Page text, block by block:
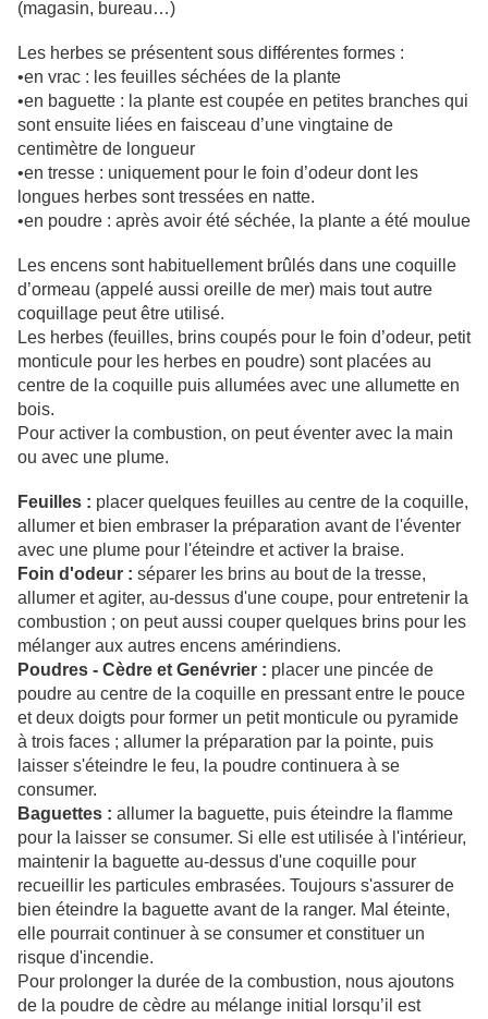
(magasin, bureau…)
Les herbes se présentent sous différentes formes :
•en vrac : les feuilles séchées de la plante
•en baguette : la plante est coupée en petites branches qui
sont ensuite liées en faisceau d’une vingtaine de
centimètre de longueur
•en tresse : uniquement pour le foin d’odeur dont les
longues herbes sont tressées en natte.
•en poudre : après avoir été séchée, la plante a été moulue
Les encens sont habituellement brûlés dans une coquille
d’ormeau (appelé aussi oreille de mer) mais tout autre
coquillage peut être utilisé.
Les herbes (feuilles, brins coupés pour le foin d’odeur, petit
monticule pour les herbes en poudre) sont placées au
centre de la coquille puis allumées avec une allumette en
bois.
Pour activer la combustion, on peut éventer avec la main
ou avec une plume.
Feuilles : placer quelques feuilles au centre de la coquille,
allumer et bien embraser la préparation avant de l'éventer
avec une plume pour l'éteindre et activer la braise.
Foin d'odeur : séparer les brins au bout de la tresse,
allumer et agiter, au-dessus d'une coupe, pour entretenir la
combustion ; on peut aussi couper quelques brins pour les
mélanger aux autres encens amérindiens.
Poudres - Cèdre et Genévrier : placer une pincée de
poudre au centre de la coquille en pressant entre le pouce
et deux doigts pour former un petit monticule ou pyramide
à trois faces ; allumer la préparation par la pointe, puis
laisser s'éteindre le feu, la poudre continuera à se
consumer.
Baguettes : allumer la baguette, puis éteindre la flamme
pour la laisser se consumer. Si elle est utilisée à l'intérieur,
maintenir la baguette au-dessus d'une coquille pour
recueillir les particules embrasées. Toujours s'assurer de
bien éteindre la baguette avant de la ranger. Mal éteinte,
elle pourrait continuer à se consumer et constituer un
risque d'incendie.
Pour prolonger la durée de la combustion, nous ajoutons
de la poudre de cèdre au mélange initial lorsqu’il est